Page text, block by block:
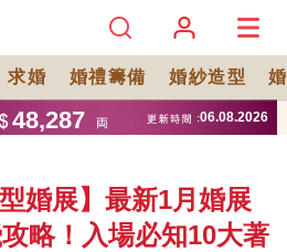
求婚 婚禮籌備 婚紗造型
婚展】最新1月婚展
略！入場必知10大著